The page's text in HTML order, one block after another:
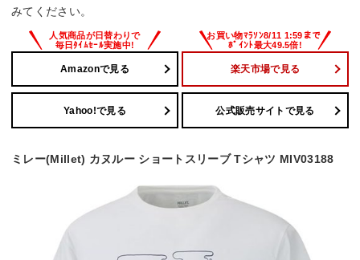
みてください。
Amazonで見る 楽天市場で見る
Yahoo!で見る 公式販売サイトで見る
ミレー(Millet) カヌルー ショートスリーブ Tシャツ MIV03188